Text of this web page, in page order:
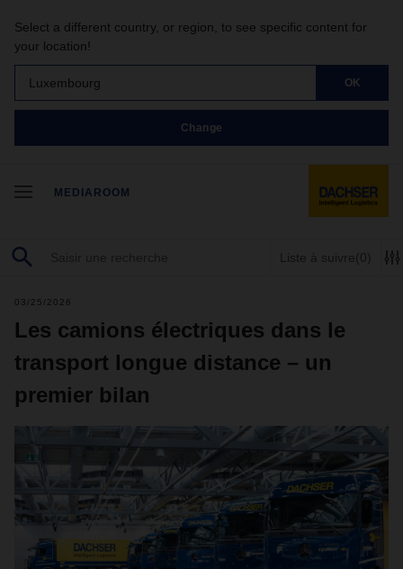
Select a different country, or region, to see specific content for
your location!
Luxembourg OK
Change
MEDIAROOM
Liste à suivre(0)
03/25/2026
Les camions électriques dans le
transport longue distance – un
premier bilan